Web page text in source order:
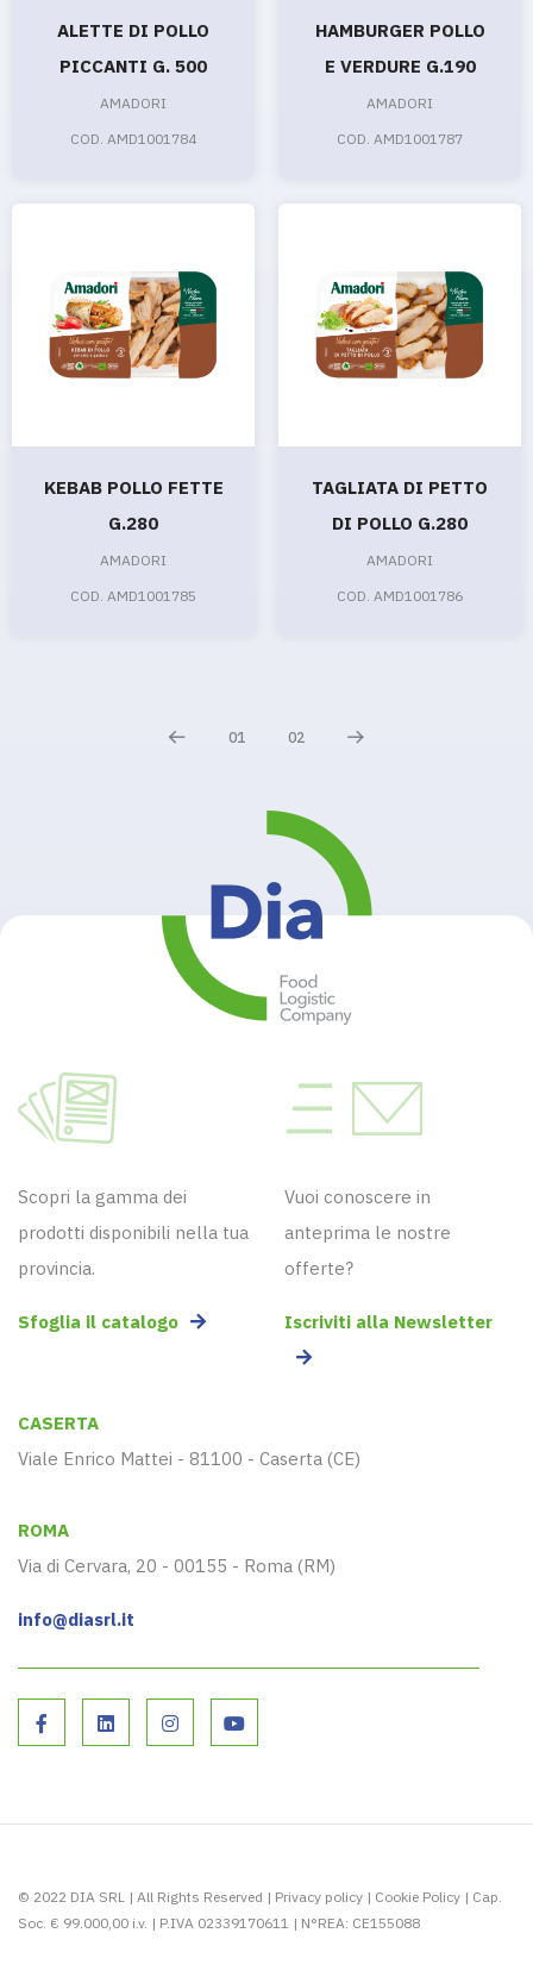
ALETTE DI POLLO
PICCANTI G. 500
AMADORI
COD. AMD1001784
HAMBURGER POLLO
E VERDURE G.190
AMADORI
COD. AMD1001787
KEBAB POLLO FETTE
G.280
AMADORI
COD. AMD1001785
TAGLIATA DI PETTO
DI POLLO G.280
AMADORI
COD. AMD1001786
01 02
Scopri la gamma dei
prodotti disponibili nella tua
provincia.
Sfoglia il catalogo
Vuoi conoscere in
anteprima le nostre
offerte?
Iscriviti alla Newsletter
CASERTA
Viale Enrico Mattei - 81100 - Caserta (CE)
ROMA
Via di Cervara, 20 - 00155 - Roma (RM)
info@diasrl.it
© 2022 DIA SRL | All Rights Reserved | Privacy policy | Cookie Policy | Cap.
Soc. € 99.000,00 i.v. | P.IVA 02339170611 | N°REA: CE155088